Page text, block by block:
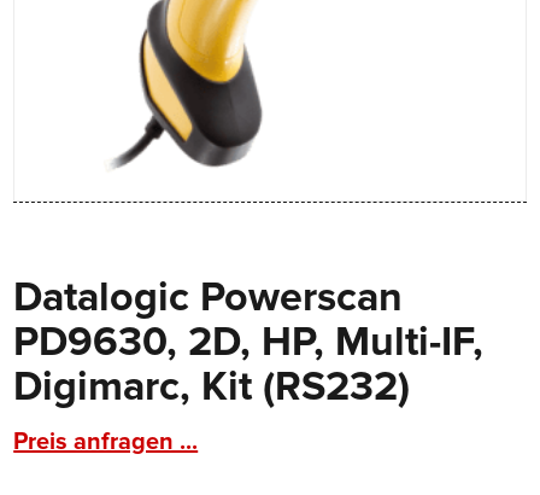
Datalogic Powerscan
PD9630, 2D, HP, Multi-IF,
Digimarc, Kit (RS232)
Preis anfragen ...